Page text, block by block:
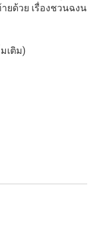
ยด้วย เรื่องชวนฉงน
เติม)